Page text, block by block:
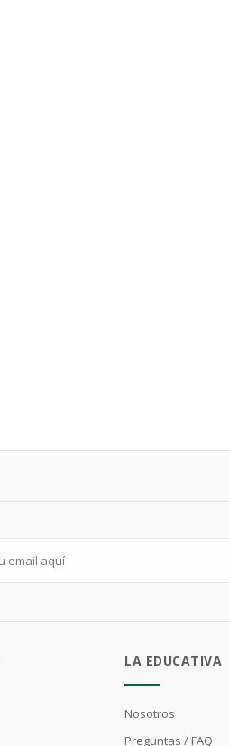
LA EDUCATIVA
Nosotros
Preguntas / FAQ